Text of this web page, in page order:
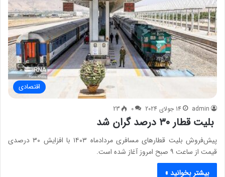
اقتصادی
admin 14 جولای 2024 0
23
بلیت قطار ۳۰ درصد گران شد
پیش‌فروش بلیت قطارهای مسافری مردادماه ۱۴۰۳ با افزایش ۳۰ درصدی
قیمت از ساعت ۹ صبح امروز آغاز شده است.
بیشتر بخوانید »